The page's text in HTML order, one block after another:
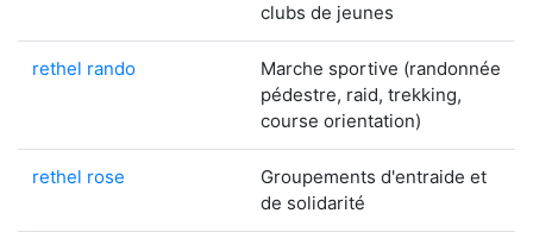
clubs de jeunes
rethel rando
Marche sportive (randonnée
pédestre, raid, trekking,
course orientation)
rethel rose
Groupements d'entraide et
de solidarité